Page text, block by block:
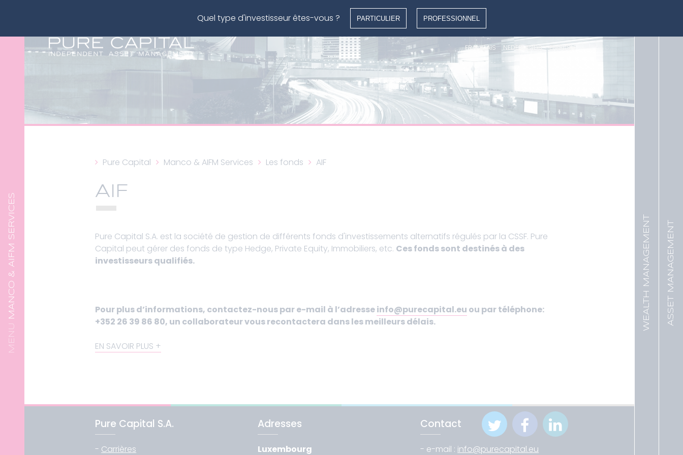
MANCO & AIFM SERVICES WEALTH MANAGEMENTASSET MANAGEMENT
FRANÇAIS NEDERLANDS ENGLISH
Pure Capital Manco & AIFM Services Les fonds AIF
AIF
Pure Capital S.A. est la société de gestion de différents fonds d'investissements alternatifs régulés par la CSSF. Pure
Capital peut gérer des fonds de type Hedge, Private Equity, Immobiliers, etc. Ces fonds sont destinés à des
investisseurs qualifiés.
Pour plus d’informations, contactez-nous par e-mail à l’adresseinfo@purecapital.eu ou par téléphone:
+352 26 39 86 80, un collaborateur vous recontactera dans les meilleurs délais.
EN SAVOIR PLUS
Pure Capital S.A.
- Carrières
Adresses
Luxembourg
Contact
- e-mail : info@purecapital.eu
Quel type d'investisseur êtes-vous ? PARTICULIER PROFESSIONNEL